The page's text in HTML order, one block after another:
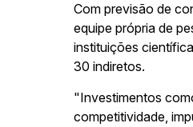
Com previsão de
equipe própria de
instituições
30 indiretos.
"Investimentos
competitividade,